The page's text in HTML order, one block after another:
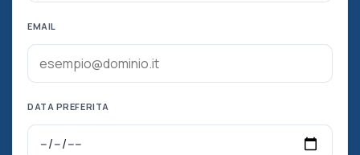
EMAIL
DATA PREFERITA